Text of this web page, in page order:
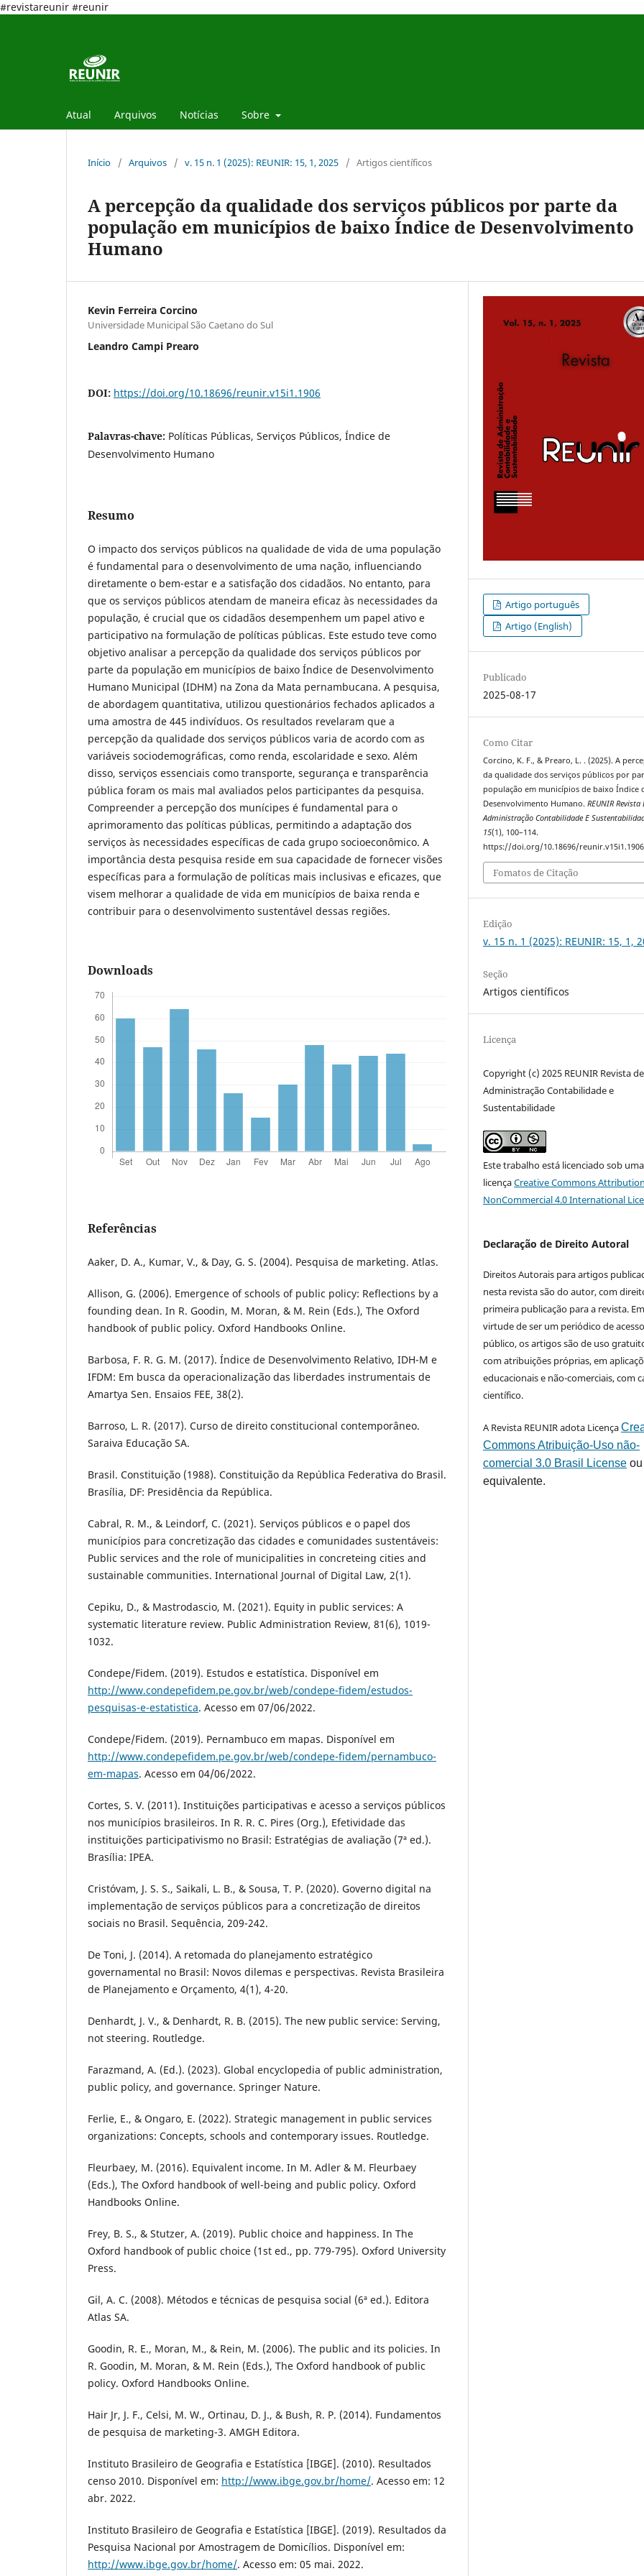
#revistareunir #reunir
Atual Arquivos Notícias Sobre
Início / Arquivos / v. 15 n. 1 (2025): REUNIR: 15, 1, 2025 / Artigos científicos
A percepção da qualidade dos serviços públicos por parte da
população em municípios de baixo Índice de Desenvolvimento
Humano
Kevin Ferreira Corcino
Universidade Municipal São Caetano do Sul
Leandro Campi Prearo
DOI: https://doi.org/10.18696/reunir.v15i1.1906
Palavras-chave: Políticas Públicas, Serviços Públicos, Índice de
Desenvolvimento Humano
Resumo
O impacto dos serviços públicos na qualidade de vida de uma população
é fundamental para o desenvolvimento de uma nação, influenciando
diretamente o bem-estar e a satisfação dos cidadãos. No entanto, para
que os serviços públicos atendam de maneira eficaz às necessidades da
população, é crucial que os cidadãos desempenhem um papel ativo e
participativo na formulação de políticas públicas. Este estudo teve como
objetivo analisar a percepção da qualidade dos serviços públicos por
parte da população em municípios de baixo Índice de Desenvolvimento
Humano Municipal (IDHM) na Zona da Mata pernambucana. A pesquisa,
de abordagem quantitativa, utilizou questionários fechados aplicados a
uma amostra de 445 indivíduos. Os resultados revelaram que a
percepção da qualidade dos serviços públicos varia de acordo com as
variáveis sociodemográficas, como renda, escolaridade e sexo. Além
disso, serviços essenciais como transporte, segurança e transparência
pública foram os mais mal avaliados pelos participantes da pesquisa.
Compreender a percepção dos munícipes é fundamental para o
aprimoramento das políticas públicas, permitindo a adaptação dos
serviços às necessidades específicas de cada grupo socioeconômico. A
importância desta pesquisa reside em sua capacidade de fornecer visões
específicas para a formulação de políticas mais inclusivas e eficazes, que
visem melhorar a qualidade de vida em municípios de baixa renda e
contribuir para o desenvolvimento sustentável dessas regiões.
Downloads
Referências
Aaker, D. A., Kumar, V., & Day, G. S. (2004). Pesquisa de marketing. Atlas.
Allison, G. (2006). Emergence of schools of public policy: Reflections by a
founding dean. In R. Goodin, M. Moran, & M. Rein (Eds.), The Oxford
handbook of public policy. Oxford Handbooks Online.
Barbosa, F. R. G. M. (2017). Índice de Desenvolvimento Relativo, IDH-M e
IFDM: Em busca da operacionalização das liberdades instrumentais de
Amartya Sen. Ensaios FEE, 38(2).
Barroso, L. R. (2017). Curso de direito constitucional contemporâneo.
Saraiva Educação SA.
Brasil. Constituição (1988). Constituição da República Federativa do Brasil.
Brasília, DF: Presidência da República.
Cabral, R. M., & Leindorf, C. (2021). Serviços públicos e o papel dos
municípios para concretização das cidades e comunidades sustentáveis:
Public services and the role of municipalities in concreteing cities and
sustainable communities. International Journal of Digital Law, 2(1).
Cepiku, D., & Mastrodascio, M. (2021). Equity in public services: A
systematic literature review. Public Administration Review, 81(6), 1019-
1032.
Condepe/Fidem. (2019). Estudos e estatística. Disponível em
http://www.condepefidem.pe.gov.br/web/condepe-fidem/estudos-
pesquisas-e-estatistica. Acesso em 07/06/2022.
Condepe/Fidem. (2019). Pernambuco em mapas. Disponível em
http://www.condepefidem.pe.gov.br/web/condepe-fidem/pernambuco-
em-mapas. Acesso em 04/06/2022.
Cortes, S. V. (2011). Instituições participativas e acesso a serviços públicos
nos municípios brasileiros. In R. R. C. Pires (Org.), Efetividade das
instituições participativismo no Brasil: Estratégias de avaliação (7ª ed.).
Brasília: IPEA.
Cristóvam, J. S. S., Saikali, L. B., & Sousa, T. P. (2020). Governo digital na
implementação de serviços públicos para a concretização de direitos
sociais no Brasil. Sequência, 209-242.
De Toni, J. (2014). A retomada do planejamento estratégico
governamental no Brasil: Novos dilemas e perspectivas. Revista Brasileira
de Planejamento e Orçamento, 4(1), 4-20.
Denhardt, J. V., & Denhardt, R. B. (2015). The new public service: Serving,
not steering. Routledge.
Farazmand, A. (Ed.). (2023). Global encyclopedia of public administration,
public policy, and governance. Springer Nature.
Ferlie, E., & Ongaro, E. (2022). Strategic management in public services
organizations: Concepts, schools and contemporary issues. Routledge.
Fleurbaey, M. (2016). Equivalent income. In M. Adler & M. Fleurbaey
(Eds.), The Oxford handbook of well-being and public policy. Oxford
Handbooks Online.
Frey, B. S., & Stutzer, A. (2019). Public choice and happiness. In The
Oxford handbook of public choice (1st ed., pp. 779-795). Oxford University
Press.
Gil, A. C. (2008). Métodos e técnicas de pesquisa social (6ª ed.). Editora
Atlas SA.
Goodin, R. E., Moran, M., & Rein, M. (2006). The public and its policies. In
R. Goodin, M. Moran, & M. Rein (Eds.), The Oxford handbook of public
policy. Oxford Handbooks Online.
Hair Jr, J. F., Celsi, M. W., Ortinau, D. J., & Bush, R. P. (2014). Fundamentos
de pesquisa de marketing-3. AMGH Editora.
Instituto Brasileiro de Geografia e Estatística [IBGE]. (2010). Resultados
censo 2010. Disponível em: http://www.ibge.gov.br/home/. Acesso em: 12
abr. 2022.
Instituto Brasileiro de Geografia e Estatística [IBGE]. (2019). Resultados da
Pesquisa Nacional por Amostragem de Domicílios. Disponível em:
http://www.ibge.gov.br/home/. Acesso em: 05 mai. 2022.
Artigo português
Artigo (English)
Publicado
2025-08-17
Como Citar
Corcino, K. F., & Prearo, L. . (2025). A
da qualidade dos serviços públicos por
população em municípios de baixo Índice
Desenvolvimento Humano.REUNIR Revista
Administração Contabilidade E
15(1), 100–114.
https://doi.org/10.18696/reunir.v15i1.1906
Fomatos de Citação
Edição
v. 15 n. 1 (2025): REUNIR: 15, 1,
Seção
Artigos científicos
Licença
Copyright (c) 2025 REUNIR Revista de
Administração Contabilidade e
Sustentabilidade
Este trabalho está licenciado sob uma
licençaCreative Commons
NonCommercial 4.0 International
Declaração de Direito Autoral
Direitos Autorais para artigos
nesta revista são do autor, com
primeira publicação para a revista. Em
virtude de ser um periódico de acesso
público, os artigos são de uso
com atribuições próprias, em
educacionais e não-comerciais, com
científico.
A Revista REUNIR adota Licença
Commons Atribuição-Uso não-
comercial 3.0 Brasil License
equivalente.